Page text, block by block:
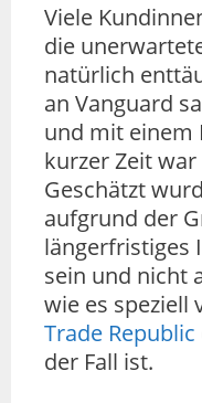
Viele
die
natürlich
an Vanguard
und mit einem
kurzer Zeit
Geschätzt
aufgrund der
längerfristiges
sein und nicht
wie es speziell
Trade Republic
der Fall ist.